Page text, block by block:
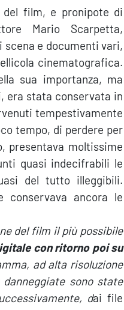
del film, e pronipote di
Mario Scarpetta,
e documenti vari,
cinematografica.
sua importanza, ma
era stata conservata in
tempestivamente
tempo, di perdere per
presentava moltissime
quasi indecifrabili le
del tutto illeggibili.
ancora le
del film il più possibile
con ritorno poi su
ad alta risoluzione
sono state
dai file